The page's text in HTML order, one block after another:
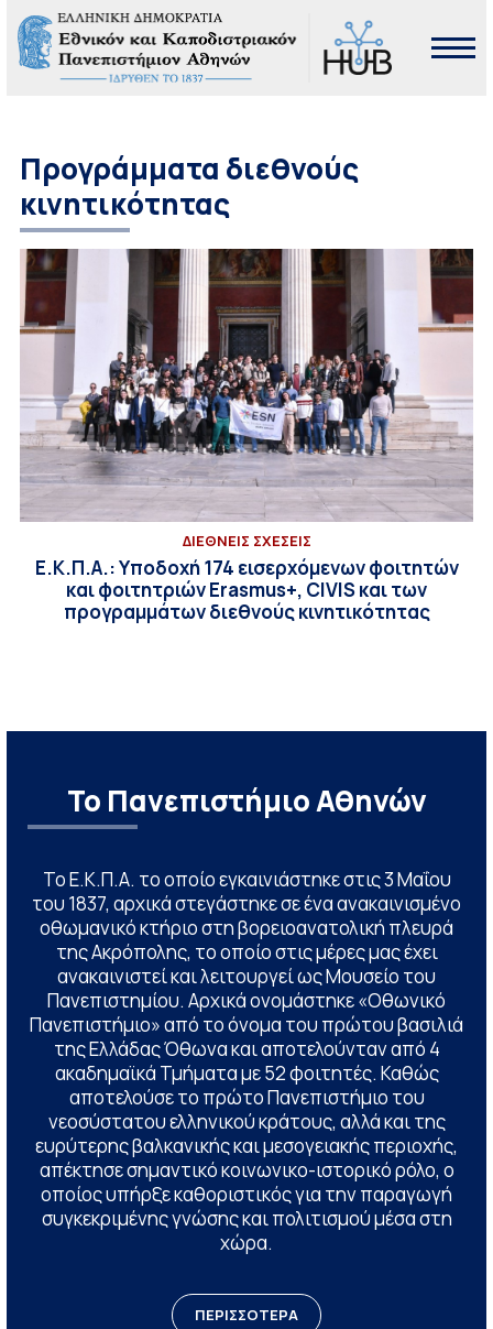
Προγράμματα διεθνούς
κινητικότητας
ΔΙΕΘΝΕΙΣ ΣΧΕΣΕΙΣ
Ε.Κ.Π.Α.: Υποδοχή 174 εισερχόμενων φοιτητών
και φοιτητριών Erasmus+, CIVIS και των
προγραμμάτων διεθνούς κινητικότητας
Το Πανεπιστήμιο Αθηνών
Το Ε.Κ.Π.Α. το οποίο εγκαινιάστηκε στις 3 Μαΐου
του 1837, αρχικά στεγάστηκε σε ένα ανακαινισμένο
οθωμανικό κτήριο στη βορειοανατολική πλευρά
της Ακρόπολης, το οποίο στις μέρες μας έχει
ανακαινιστεί και λειτουργεί ως Μουσείο του
Πανεπιστημίου. Αρχικά ονομάστηκε «Οθωνικό
Πανεπιστήμιο» από το όνομα του πρώτου βασιλιά
της Ελλάδας Όθωνα και αποτελούνταν από 4
ακαδημαϊκά Τμήματα με 52 φοιτητές. Καθώς
αποτελούσε το πρώτο Πανεπιστήμιο του
νεοσύστατου ελληνικού κράτους, αλλά και της
ευρύτερης βαλκανικής και μεσογειακής περιοχής,
απέκτησε σημαντικό κοινωνικο-ιστορικό ρόλο, ο
οποίος υπήρξε καθοριστικός για την παραγωγή
συγκεκριμένης γνώσης και πολιτισμού μέσα στη
χώρα.
ΠΕΡΙΣΣΟΤΕΡΑ